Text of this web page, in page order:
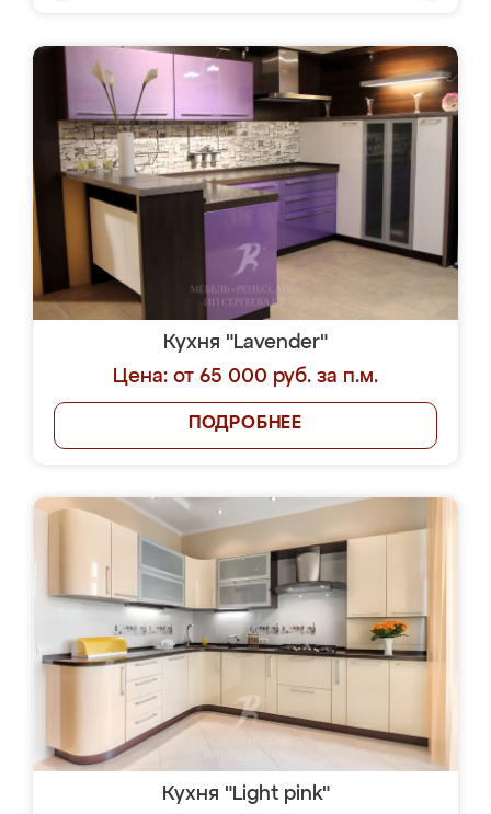
Кухня "Lavender"
Цена: от 65 000 руб. за п.м.
ПОДРОБНЕЕ
Кухня "Light pink"